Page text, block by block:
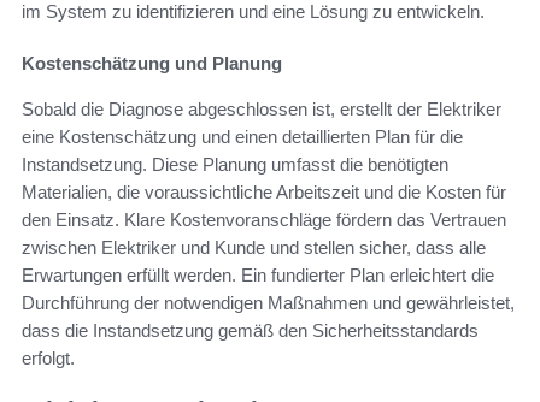
im System zu identifizieren und eine Lösung zu entwickeln.
Kostenschätzung und Planung
Sobald die Diagnose abgeschlossen ist, erstellt der Elektriker
eine Kostenschätzung und einen detaillierten Plan für die
Instandsetzung. Diese Planung umfasst die benötigten
Materialien, die voraussichtliche Arbeitszeit und die Kosten für
den Einsatz. Klare Kostenvoranschläge fördern das Vertrauen
zwischen Elektriker und Kunde und stellen sicher, dass alle
Erwartungen erfüllt werden. Ein fundierter Plan erleichtert die
Durchführung der notwendigen Maßnahmen und gewährleistet,
dass die Instandsetzung gemäß den Sicherheitsstandards
erfolgt.